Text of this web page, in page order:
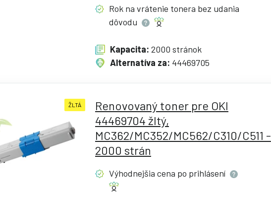
Rok na vrátenie tonera bez udania
dôvodu
Kapacita: 2000 stránok
Alternatíva za: 44469705
ŽLTÁ
Renovovaný toner pre OKI
44469704 žltý,
MC362/MC352/MC562/C310/C511 -
2000 strán
Výhodnejšia cena po prihlásení